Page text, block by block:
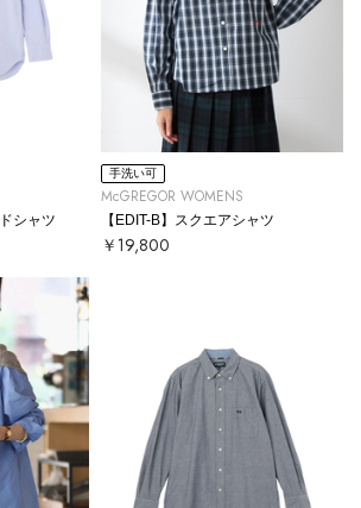
シャツ
手洗い可
McGREGOR WOMENS
【EDIT-B】スクエアシャツ
￥19,800